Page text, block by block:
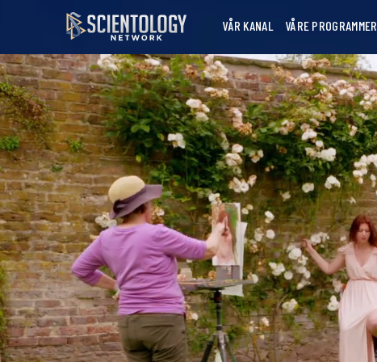
VÅR KANAL VÅRE PROGRAMMER